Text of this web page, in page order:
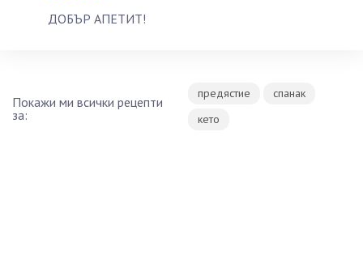
ДОБЪР АПЕТИТ!
Покажи ми всички рецепти
за:
предястие
спанак
кето